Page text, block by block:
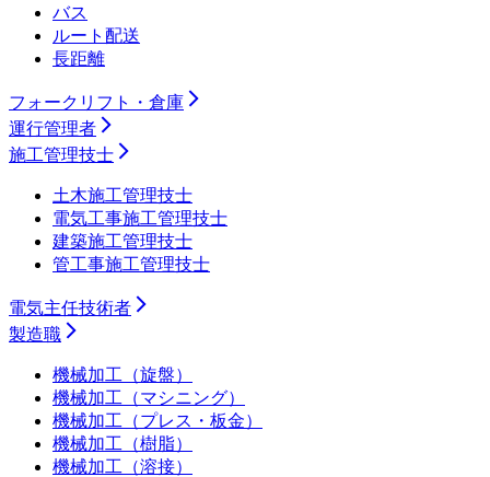
バス
ルート配送
長距離
フォークリフト・倉庫
運行管理者
施工管理技士
土木施工管理技士
電気工事施工管理技士
建築施工管理技士
管工事施工管理技士
電気主任技術者
製造職
機械加工（旋盤）
機械加工（マシニング）
機械加工（プレス・板金）
機械加工（樹脂）
機械加工（溶接）